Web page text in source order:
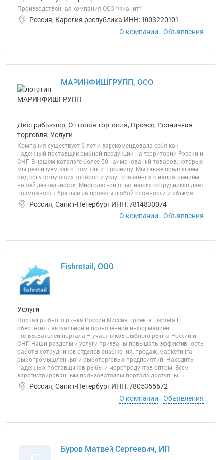
Производственная компания ООО "Фианит"
Россия, Карелия республика ИНН: 1003220101
О компании
Объявления
МАРИНФИШГРУПП, ООО
Дистрибьютер, Оптовая торговля, Прочее, Розничная
торговля, Услуги
Компания существует 6 лет и зарекомендовала себя как
надежный поставщик рыбной продукции на территории России и
СНГ. В нашем каталоге более 50 наименований товаров, которые
мы реализуем как оптом так и в розницу. Мы также предлагаем
ряд сопутствующих товаров и услуг связанных с направлением
нашей деятельности. Многолетний опыт наших сотрудников дает
возможность браться за проекты любой сложности и объема.
Россия, Санкт-Петербург ИНН: 7814830074
О компании
Объявления
Fishretail, ООО
Услуги
Портал рыбного рынка России Миссия проекта Fishretail —
обеспечить актуальной и полноценной информацией
пользователей портала – участников рыбного рынка России и
СНГ. Наши разделы и услуги призваны повышать эффективность
работы сотрудников отделов снабжения, продаж, маркетинга
рыбопромышленных и рыботорговых предприятий. Находить
надежных поставщиков рыбы и морепродуктов оптом. Всем
зарегистрированным пользователям портала доступны:...
Россия, Санкт-Петербург ИНН: 7805355672
О компании
Объявления
Буров Матвей Сергеевич, ИП